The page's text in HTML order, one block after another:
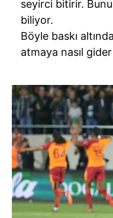
seyirci bitirir.
biliyor.
Böyle baskı
atmaya nasıl